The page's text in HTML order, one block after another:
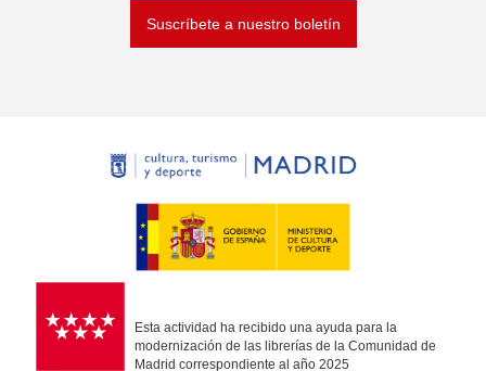
Suscríbete a nuestro boletín
Esta actividad ha recibido una ayuda para la
modernización de las librerías de la Comunidad de
Madrid correspondiente al año 2025